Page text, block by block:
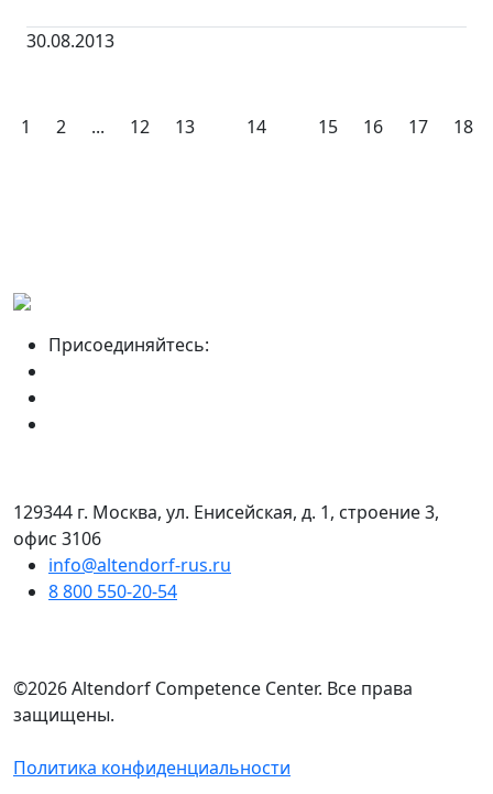
30.08.2013
1 2 ... 12 13 14 15 16 17 18
Присоединяйтесь:
129344 г. Москва, ул. Енисейская, д. 1, строение 3,
офис 3106
info@altendorf-rus.ru
8 800 550-20-54
©2026 Altendorf Сompetence Сenter. Все права
защищены.
Политика конфиденциальности